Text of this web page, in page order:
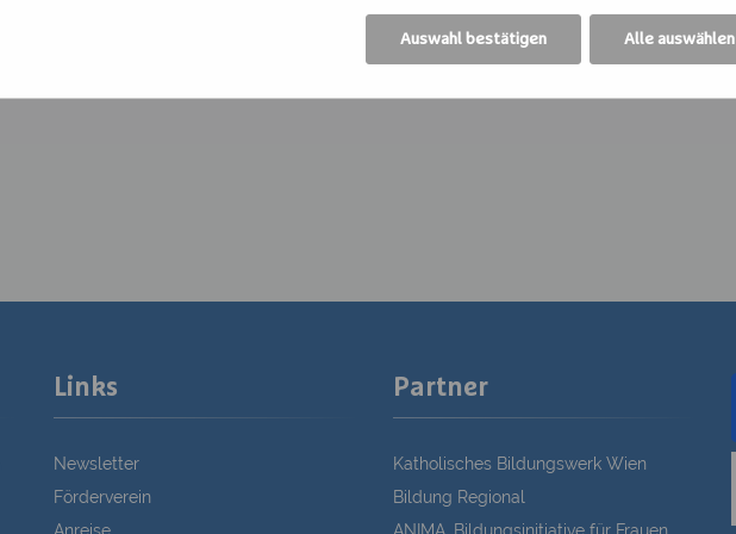
Links
Newsletter
Förderverein
Partner
Katholisches Bildungswerk Wien
Bildung Regional
Auswahl bestätigen Alle auswählen